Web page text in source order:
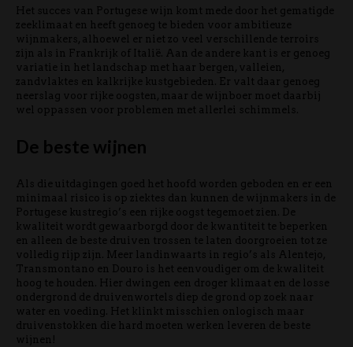
Het succes van Portugese wijn komt mede door het gematigde
zeeklimaat en heeft genoeg te bieden voor ambitieuze
wijnmakers, alhoewel er niet zo veel verschillende terroirs
zijn als in Frankrijk of Italië. Aan de andere kant is er genoeg
variatie in het landschap met haar bergen, valleien,
zandvlaktes en kalkrijke kustgebieden. Er valt daar genoeg
neerslag voor rijke oogsten, maar de wijnboer moet daarbij
wel oppassen voor problemen met allerlei schimmels.
De beste wijnen
Als die uitdagingen goed het hoofd worden geboden en er een
minimaal risico is op ziektes dan kunnen de wijnmakers in de
Portugese kustregio’s een rijke oogst tegemoet zien. De
kwaliteit wordt gewaarborgd door de kwantiteit te beperken
en alleen de beste druiven trossen te laten doorgroeien tot ze
volledig rijp zijn. Meer landinwaarts in regio’s als Alentejo,
Transmontano en Douro is het eenvoudiger om de kwaliteit
hoog te houden. Hier dwingen een droger klimaat en de losse
ondergrond de druivenwortels diep de grond op zoek naar
water en voeding. Het klinkt misschien onlogisch maar
druivenstokken die hard moeten werken leveren de beste
wijnen!